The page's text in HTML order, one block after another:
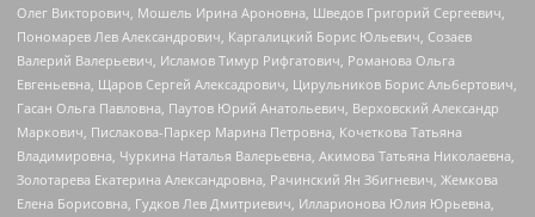
Олег Викторович, Мошель Ирина Ароновна, Шведов Григорий Сергеевич,
Пономарев Лев Александрович, Каргалицкий Борис Юльевич, Созаев
Валерий Валерьевич, Исламов Тимур Рифгатович, Романова Ольга
Евгеньевна, Щаров Сергей Алексадрович, Цирульников Борис Альбертович,
Гасан Ольга Павловна, Паутов Юрий Анатольевич, Верховский Александр
Маркович, Пислакова-Паркер Марина Петровна, Кочеткова Татьяна
Владимировна, Чуркина Наталья Валерьевна, Акимова Татьяна Николаевна,
Золотарева Екатерина Александровна, Рачинский Ян Збигневич, Жемкова
Елена Борисовна, Гудков Лев Дмитриевич, Илларионова Юлия Юрьевна,